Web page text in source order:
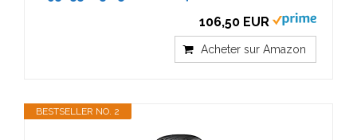
106,50 EUR
Acheter sur Amazon
BESTSELLER NO. 2